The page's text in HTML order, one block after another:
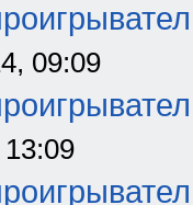
09:09